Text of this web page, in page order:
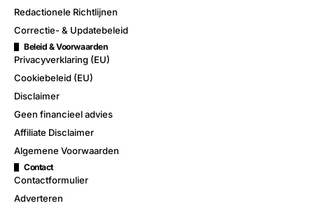
Redactionele Richtlijnen
Correctie- & Updatebeleid
Beleid & Voorwaarden
Privacyverklaring (EU)
Cookiebeleid (EU)
Disclaimer
Geen financieel advies
Affiliate Disclaimer
Algemene Voorwaarden
Contact
Contactformulier
Adverteren